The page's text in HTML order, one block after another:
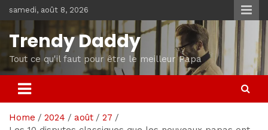
to
content
samedi, août 8, 2026
Trendy Daddy
Tout ce qu'il faut pour être le meilleur Papa
Home 2024 août
27